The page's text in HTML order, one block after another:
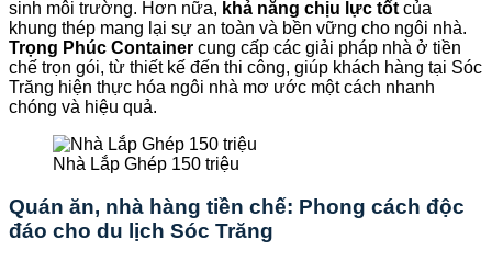
sinh môi trường. Hơn nữa, khả năng chịu lực tốt của
khung thép mang lại sự an toàn và bền vững cho ngôi nhà.
Trọng Phúc Container cung cấp các giải pháp nhà ở tiền
chế trọn gói, từ thiết kế đến thi công, giúp khách hàng tại Sóc
Trăng hiện thực hóa ngôi nhà mơ ước một cách nhanh
chóng và hiệu quả.
Nhà Lắp Ghép 150 triệu
Quán ăn, nhà hàng tiền chế: Phong cách độc
đáo cho du lịch Sóc Trăng